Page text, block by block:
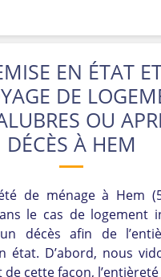
EN ÉTAT
DE
OU
DÉCÈS À HEM
de ménage à Hem
le cas de logement
décès afin de
état. D’abord, nous
de cette façon,